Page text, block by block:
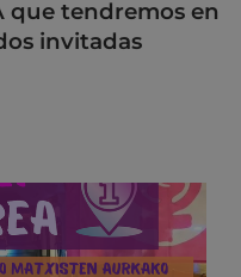
que tendremos en
invitadas